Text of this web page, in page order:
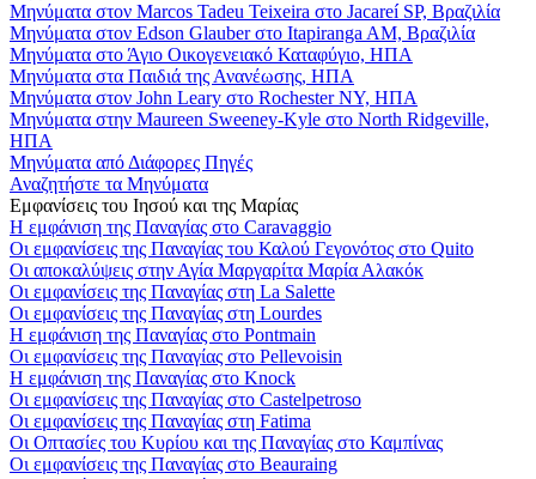
Μηνύματα στον Marcos Tadeu Teixeira στο Jacareí SP, Βραζιλία
Μηνύματα στον Edson Glauber στο Itapiranga AM, Βραζιλία
Μηνύματα στο Άγιο Οικογενειακό Καταφύγιο, ΗΠΑ
Μηνύματα στα Παιδιά της Ανανέωσης, ΗΠΑ
Μηνύματα στον John Leary στο Rochester NY, ΗΠΑ
Μηνύματα στην Maureen Sweeney-Kyle στο North Ridgeville,
ΗΠΑ
Μηνύματα από Διάφορες Πηγές
Αναζητήστε τα Μηνύματα
Εμφανίσεις του Ιησού και της Μαρίας
Η εμφάνιση της Παναγίας στο Caravaggio
Οι εμφανίσεις της Παναγίας του Καλού Γεγονότος στο Quito
Οι αποκαλύψεις στην Αγία Μαργαρίτα Μαρία Αλακόκ
Οι εμφανίσεις της Παναγίας στη La Salette
Οι εμφανίσεις της Παναγίας στη Lourdes
Η εμφάνιση της Παναγίας στο Pontmain
Οι εμφανίσεις της Παναγίας στο Pellevoisin
Η εμφάνιση της Παναγίας στο Knock
Οι εμφανίσεις της Παναγίας στο Castelpetroso
Οι εμφανίσεις της Παναγίας στη Fatima
Οι Οπτασίες του Κυρίου και της Παναγίας στο Καμπίνας
Οι εμφανίσεις της Παναγίας στο Beauraing